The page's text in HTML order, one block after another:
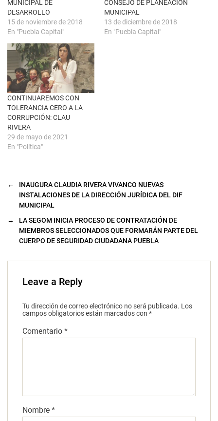
n
u
v
a
)
b
r
e
n
u
n
a
v
e
n
t
a
n
a
n
u
e
v
MUNICIPAL DE
DESARROLLO
15 de noviembre de 2018
En "Puebla Capital"
CONSEJO DE PLANEACIÓN
MUNICIPAL
13 de diciembre de 2018
En "Puebla Capital"
CONTINUAREMOS CON
TOLERANCIA CERO A LA
CORRUPCIÓN: CLAU
RIVERA
29 de mayo de 2021
En "Política"
←
INAUGURA CLAUDIA RIVERA VIVANCO NUEVAS
INSTALACIONES DE LA DIRECCIÓN JURÍDICA DEL DIF
MUNICIPAL
→
LA SEGOM INICIA PROCESO DE CONTRATACIÓN DE
MIEMBROS SELECCIONADOS QUE FORMARÁN PARTE DEL
CUERPO DE SEGURIDAD CIUDADANA PUEBLA
Leave a Reply
Tu dirección de correo electrónico no será publicada. Los
campos obligatorios están marcados con *
Comentario *
Nombre *